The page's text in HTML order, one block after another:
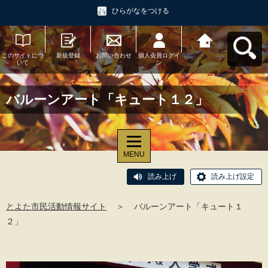
ひらがなをつける
このサイトにつ
いて
新規登録 お問い合わせ
個人会員ログイ
ン
とよた市民活動
情報サイトへ戻
る
バルーンアート「キュート１２」
MENU
読み上げ 読み上げ設定
とよた市民活動情報サイト ＞
バルーンアート「キュート１
２」